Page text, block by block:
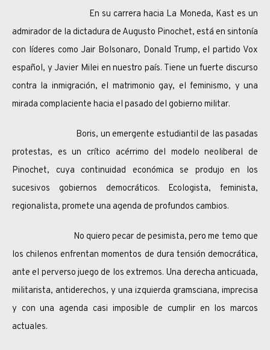
En su carrera hacia La Moneda, Kast es un
admirador de la dictadura de Augusto Pinochet, está en sintonía
con líderes como Jair Bolsonaro, Donald Trump, el partido Vox
español, y Javier Milei en nuestro país. Tiene un fuerte discurso
contra la inmigración, el matrimonio gay, el feminismo, y una
mirada complaciente hacia el pasado del gobierno militar.
Boris, un emergente estudiantil de las pasadas
protestas, es un crítico acérrimo del modelo neoliberal de
Pinochet, cuya continuidad económica se produjo en los
sucesivos gobiernos democráticos. Ecologista, feminista,
regionalista, promete una agenda de profundos cambios.
No quiero pecar de pesimista, pero me temo que
los chilenos enfrentan momentos de dura tensión democrática,
ante el perverso juego de los extremos. Una derecha anticuada,
militarista, antiderechos, y una izquierda gramsciana, imprecisa
y con una agenda casi imposible de cumplir en los marcos
actuales.